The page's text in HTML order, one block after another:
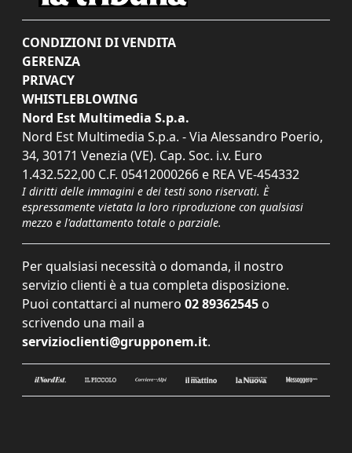
CONDIZIONI DI VENDITA
GERENZA
PRIVACY
WHISTLEBLOWING
Nord Est Multimedia S.p.a.
Nord Est Multimedia S.p.a. - Via Alessandro Poerio,
34, 30171 Venezia (VE). Cap. Soc. i.v. Euro
1.432.522,00 C.F. 05412000266 e REA VE-454332
I diritti delle immagini e dei testi sono riservati. È
espressamente vietata la loro riproduzione con qualsiasi
mezzo e l'adattamento totale o parziale.
Per qualsiasi necessità o domanda, il nostro
servizio clienti è a tua completa disposizione.
Puoi contattarci al numero 02 89362545 o
scrivendo una mail a
servizioclienti@grupponem.it.